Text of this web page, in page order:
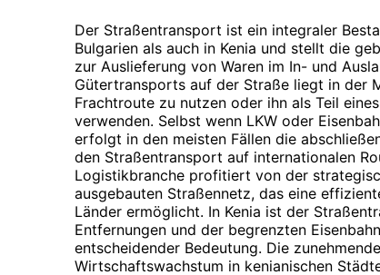
Der Straßentransport ist ein integraler
Bulgarien als auch in Kenia und stellt die
zur Auslieferung von Waren im In- und
Gütertransports auf der Straße liegt in der
Frachtroute zu nutzen oder ihn als Teil
verwenden. Selbst wenn LKW oder
erfolgt in den meisten Fällen die
den Straßentransport auf internationalen
Logistikbranche profitiert von der
ausgebauten Straßennetz, das eine
Länder ermöglicht. In Kenia ist der
Entfernungen und der begrenzten
entscheidender Bedeutung. Die
Wirtschaftswachstum in kenianischen